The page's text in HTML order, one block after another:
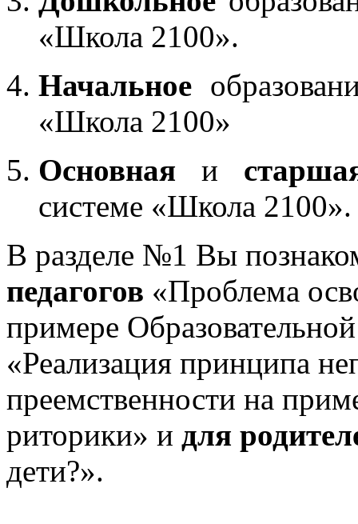
«Школа 2100».
Начальное
«Школа 2100»
Основная и
системе «Школа 2100».
В разделе №1 Вы
педагогов «Проблема
примере
«Реализация принципа
преемственности на
риторики» и для
дети?».